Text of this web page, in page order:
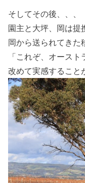
そしてその後、、、
園主と大坪、岡は提
岡から送られてきた
「これぞ、オース
改めて実感すること